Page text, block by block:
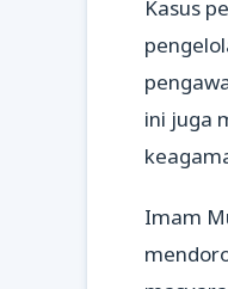
Kasus
ini juga
Imam